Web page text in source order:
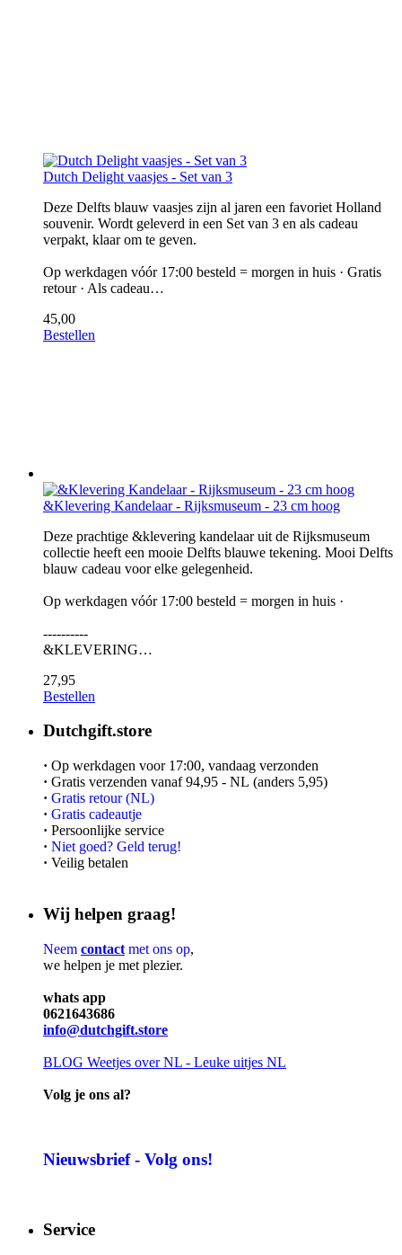
Dutch Delight vaasjes - Set van 3
Deze Delfts blauw vaasjes zijn al jaren een favoriet Holland
souvenir. Wordt geleverd in een Set van 3 en als cadeau
verpakt, klaar om te geven.
Op werkdagen vóór 17:00 besteld = morgen in huis · Gratis
retour · Als cadeau…
45,00
Bestellen
&Klevering Kandelaar - Rijksmuseum - 23 cm hoog
Deze prachtige &klevering kandelaar uit de Rijksmuseum
collectie heeft een mooie Delfts blauwe tekening. Mooi Delfts
blauw cadeau voor elke gelegenheid.
Op werkdagen vóór 17:00 besteld = morgen in huis ·
----------
&KLEVERING…
27,95
Bestellen
Dutchgift.store
· Op werkdagen voor 17:00, vandaag verzonden
· Gratis verzenden vanaf 94,95 - NL (anders 5,95)
· Gratis retour (NL)
· Gratis cadeautje
· Persoonlijke service
· Niet goed? Geld terug!
· Veilig betalen
Wij helpen graag!
Neem contact met ons op,
we helpen je met plezier.
whats app
0621643686
info@dutchgift.store
BLOG Weetjes over NL - Leuke uitjes NL
Volg je ons al?
Nieuwsbrief - Volg ons!
Service